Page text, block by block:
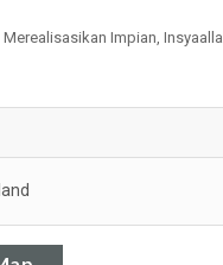
Impian,